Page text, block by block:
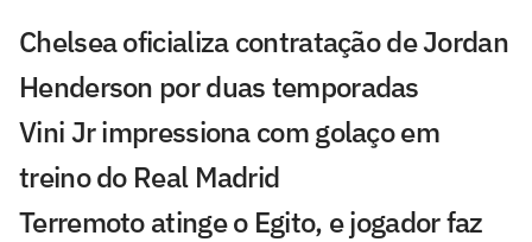
Chelsea oficializa contratação de Jordan
Henderson por duas temporadas
Vini Jr impressiona com golaço em
treino do Real Madrid
Terremoto atinge o Egito, e jogador faz